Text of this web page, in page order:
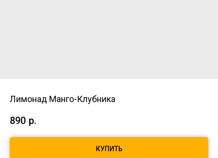
Лимонад Манго-Клубника
890 р.
КУПИТЬ